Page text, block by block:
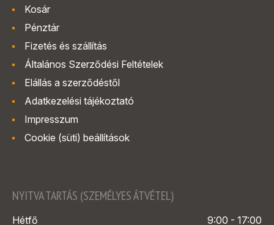
Kosár
Pénztár
Fizetés és szállítás
Általános Szerződési Feltételek
Elállás a szerződéstől
Adatkezelési tájékoztató
Impresszum
Cookie (süti) beállítások
NYITVA TARTÁS (SZEMÉLYES ÁTVÉTEL)
Hétfő 9:00 - 17:00